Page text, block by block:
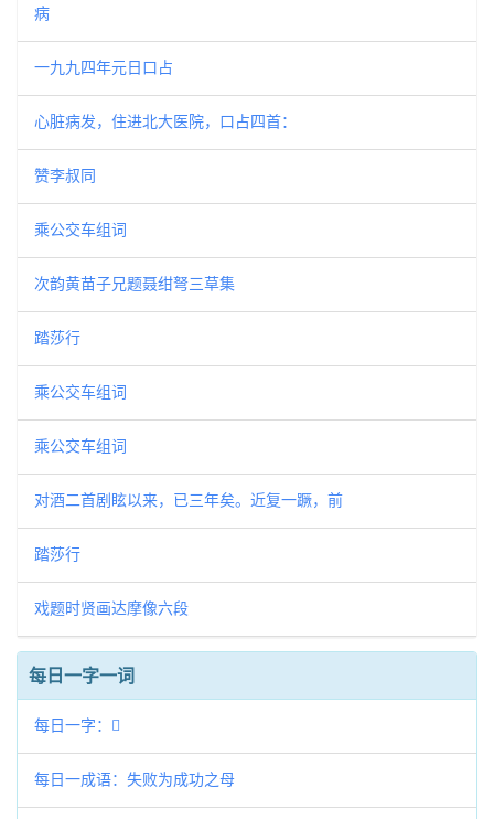
病
一九九四年元日口占
心脏病发，住进北大医院，口占四首：
赞李叔同
乘公交车组词
次韵黄苗子兄题聂绀弩三草集
踏莎行
乘公交车组词
乘公交车组词
对酒二首剧眩以来，已三年矣。近复一蹶，前
踏莎行
戏题时贤画达摩像六段
每日一字一词
每日一字：𠇎
每日一成语：失败为成功之母